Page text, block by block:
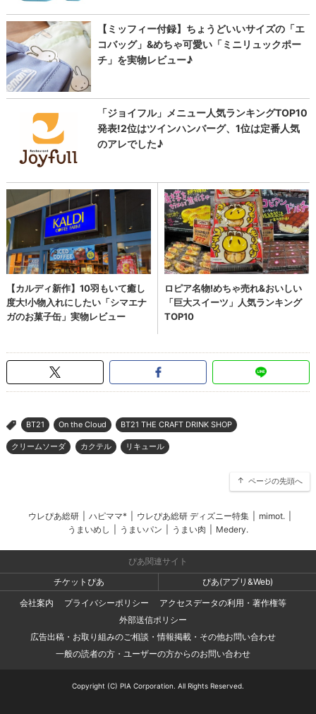
> BT21 On the Cloud BT21 THE CRAFT DRINK SHOP
クリームソーダ カクテル リキュール
ページの先頭へ
ウレぴあ総研 ハピママ* ウレぴあ総研 ディズニー特集 mimot.
うまいめし
うまいパン うまい肉 Medery.
ぴあ関連サイト
チケットぴあ
ぴあ(アプリ&Web)
会社案内
プライバシーポリシー
アクセスデータの利用・著作権等
外部送信ポリシー
広告出稿・お取り組みのご相談・情報掲載・その他お問い合わせ
一般の読者の方・ユーザーの方からのお問い合わせ
Copyright (C) PIA Corporation. All Rights Reserved.